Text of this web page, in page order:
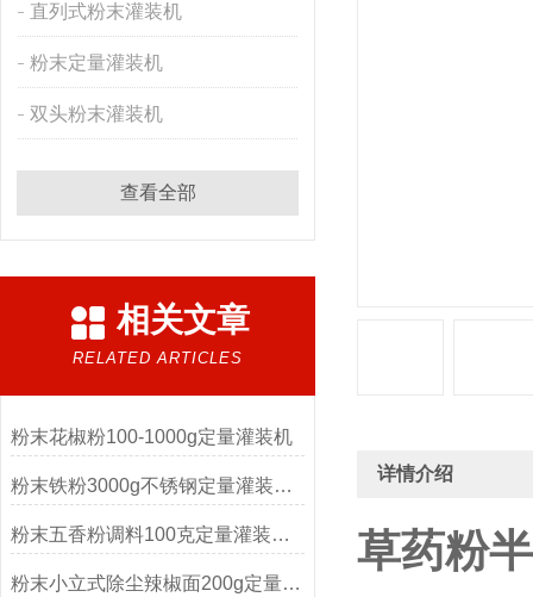
直列式粉末灌装机
粉末定量灌装机
双头粉末灌装机
查看全部
相关文章
RELATED ARTICLES
粉末花椒粉100-1000g定量灌装机
粉末铁粉3000g不锈钢定量灌装机产品简介
粉末五香粉调料100克定量灌装机厂家
粉末小立式除尘辣椒面200g定量灌装机
详情介绍
草药粉